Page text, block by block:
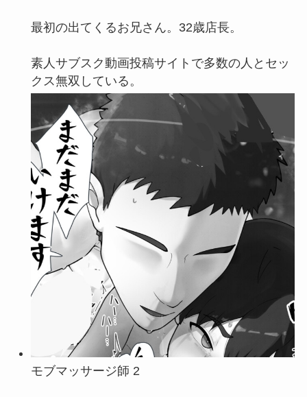
最初の出てくるお兄さん。32歳店長。
素人サブスク動画投稿サイトで多数の人とセッ
クス無双している。
モブマッサージ師 2